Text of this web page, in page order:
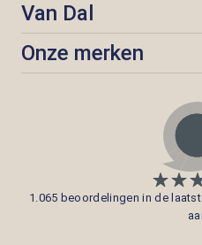
Van Dal
Onze merken
1.065 beoordelingen in de